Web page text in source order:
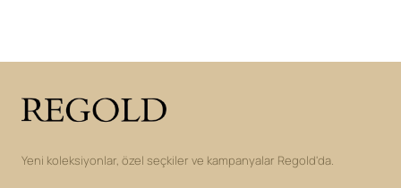
Yeni koleksiyonlar, özel seçkiler ve kampanyalar Regold'da.